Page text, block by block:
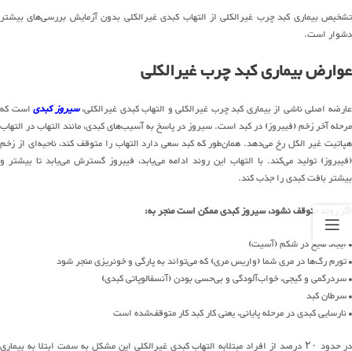
تشخیص بیماری کبد چرب غیرالکلی از التهاب کبدی غیرالکلی بدون آزمایش بررسی‌های بیشتر
دشوار است.
عوارض بیماری کبد چرب غیرالکلی
عارضه اصلی ناشی از بیماری کبد چرب غیرالکلی و التهاب کبدی غیرالکلی،سیروز کبدیاست که
مرحله آخر زخم (فیبروز) در کبد است. سیروز در پاسخ به آسیب‌های کبدی، مانند التهاب در التهاب
هپاتیت غیر الکل رخ می‌دهد. همان‌طور که کبد سعی دارد التهاب را متوقف کند، ناحیه‌ای از زخم
(فیبروز) تولید می‌کند. با التهاب این روند ادامه می‌یابد، فیبروز گسترش می‌یابد تا بیشتر و
بیشتر بافت کبدی را جذب کند.
اگر روند متوقف نشود، سیروز کبدی ممکن است منجر به:
• ایجاد مایع در شکم (آسیت)
• تورم رگ‌ها در مری شما (واریس مری) که می‌تواند به پارگی و خونریزی منجر شود
• سردرگمی و گیجی، خواب‌آلودگی و بی‌حسی بودن (آنسفالوپاتی کبدی)
• سرطان کبد
• نارسایی کبدی در مرحله پایانی، یعنی کار کبد کار متوقف‌شده است
در حدود ۲۰ درصد از افراد مبتلابه التهاب کبدی غیرالکلی این مشکل به سمت ابتلا به بیماری